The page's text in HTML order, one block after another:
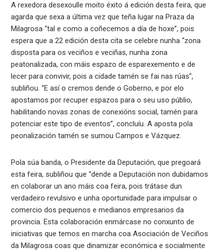
A rexedora desexoulle moito éxito á edición desta feira, que
agarda que sexa a última vez que teña lugar na Praza da
Milagrosa “tal e como a coñecemos a día de hoxe”, pois
espera que a 22 edición desta cita se celebre nunha “zona
disposta para os veciños e veciñas, nunha zona
peatonalizada, con máis espazo de esparexemento e de
lecer para convivir, pois a cidade tamén se fai nas rúas”,
subliñou. “E así o cremos dende o Goberno, e por elo
apostamos por recuper espazos para o seu uso públio,
habilitando novas zonas de conexións social, tamén para
potenciar este tipo de eventos”, concluíu. A aposta pola
peonalización tamén se sumou Campos e Vázquez.
Pola súa banda, o Presidente da Deputación, que pregoará
esta feira, subliñou que “dende a Deputación non dubidamos
en colaborar un ano máis coa feira, pois trátase dun
verdadeiro revulsivo e unha oportunidade para impulsar o
comercio dos pequenos e medianos empresarios da
provincia. Esta colaboración enmárcase no conxunto de
iniciativas que temos en marcha coa Asociación de Veciños
da Milagrosa coas que dinamizar económica e socialmente